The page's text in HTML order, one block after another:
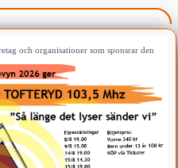
och organisationer som sponsrar den